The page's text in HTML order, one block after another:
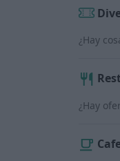
¿Hay
¿Hay